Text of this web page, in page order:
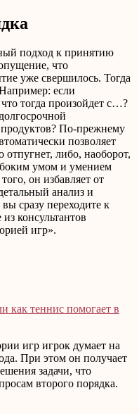
подход к принятию
что
уже свершилось. Тогда
если
тогда произойдет с…?
По-прежнему
позволяет
либо, наоборот,
умом и умением
он избавляет от
анализ и
сразу переходите к
консультантов
игр».
как теннис помогает в
игр игрок думает на
При этом он получает
задачи, что
второго порядка.